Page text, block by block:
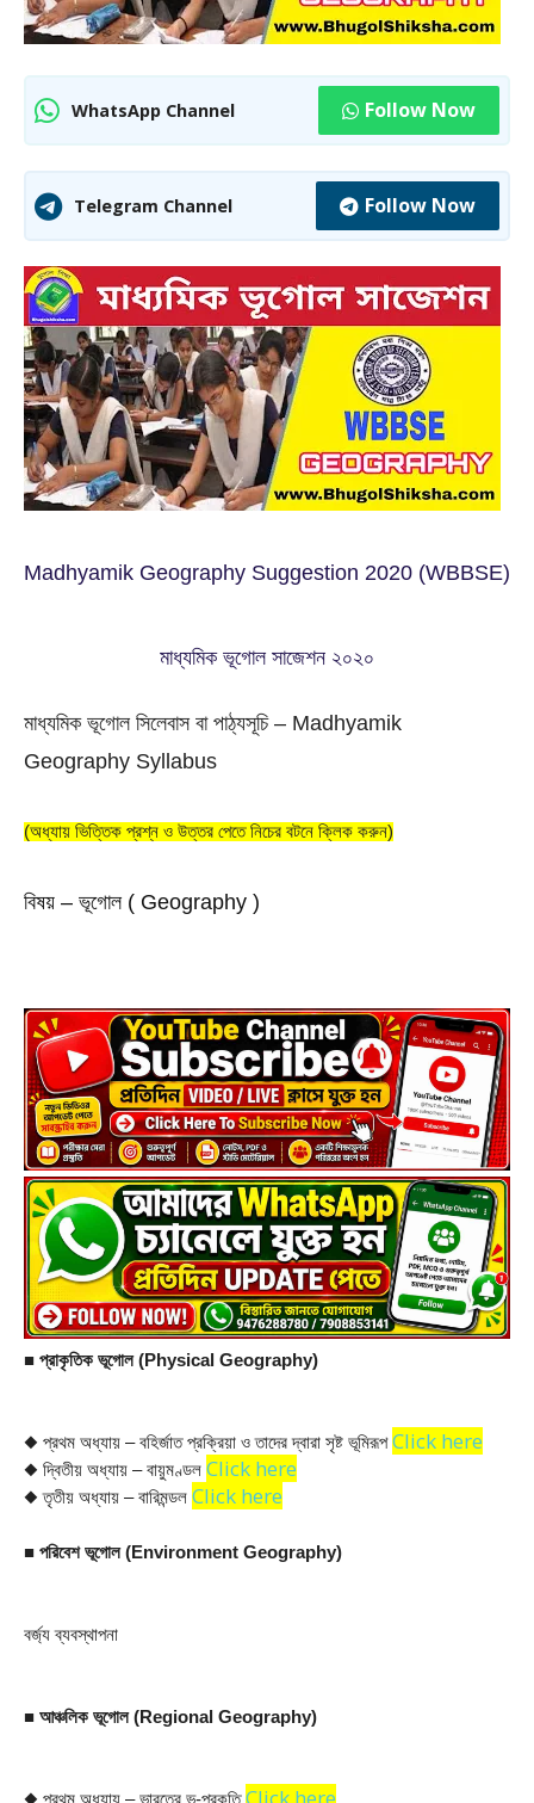
WhatsApp Channel Follow Now
Telegram Channel Follow Now
Madhyamik Geography Suggestion 2020 (WBBSE)
মাধ্যমিক ভূগোল সাজেশন ২০২০
মাধ্যমিক ভূগোল সিলেবাস বা পাঠ্যসূচি – Madhyamik
Geography Syllabus
(অধ্যায় ভিত্তিক প্রশ্ন ও উত্তর পেতে নিচের বটনে ক্লিক করুন)
বিষয় – ভূগোল ( Geography )
■ প্রাকৃতিক ভূগোল (Physical Geography)
◆ প্রথম অধ্যায় – বহির্জাত প্রক্রিয়া ও তাদের দ্বারা সৃষ্ট ভূমিরূপ Click here
◆ দ্বিতীয় অধ্যায় – বায়ুমণ্ডল Click here
◆ তৃতীয় অধ্যায় – বারিমন্ডল Click here
■ পরিবেশ ভূগোল (Environment Geography)
বর্জ্য ব্যবস্থাপনা
■ আঞ্চলিক ভূগোল (Regional Geography)
◆ প্রথম অধ্যায় – ভারতের ভূ-প্রকৃতি Click here